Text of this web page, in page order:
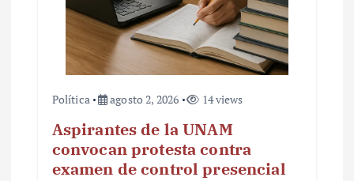
Política agosto 2, 2026 14 views
Aspirantes de la UNAM
convocan protesta contra
examen de control presencial